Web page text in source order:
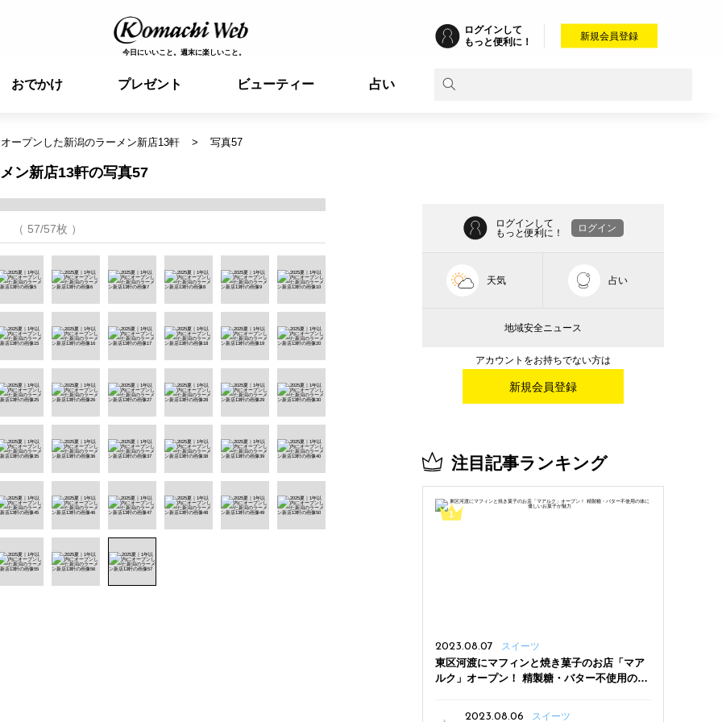
今日にいいこと。週末に楽しいこと。
ログインして
もっと便利に！
新規会員登録
おでかけ プレゼント ビューティー 占い
ープンした新潟のラーメン新店13軒 写真57
ン新店13軒の写真57
（ 57/57枚 ）
ログインして
もっと便利に！
ログイン
天気 占い
地域安全ニュース
アカウントをお持ちでない方は
新規会員登録
注目記事ランキング
2023.08.07 スイーツ
東区河渡にマフィンと焼き菓子のお店「マア
ルク」オープン！ 精製糖・バター不使用の体
2023.08.06
スイーツ